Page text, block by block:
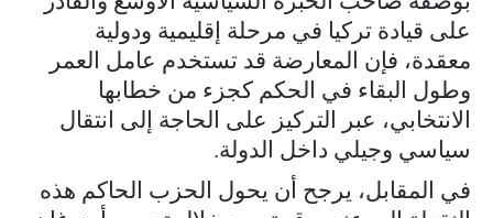
على قيادة تركيا في مرحلة إقليمية ودولية
معقدة، فإن المعارضة قد تستخدم عامل العمر
وطول البقاء في الحكم كجزء من خطابها
الانتخابي، عبر التركيز على الحاجة إلى انتقال
سياسي وجيلي داخل الدولة.
في المقابل، يرجح أن يحول الحزب الحاكم هذه